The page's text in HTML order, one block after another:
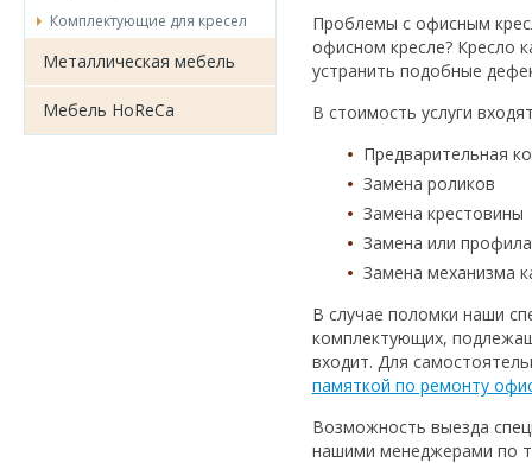
Комплектующие для кресел
Металлическая мебель
Мебель HoReCa
Проблемы с офисным
офисном кресле? Кресло
устранить подобные
В стоимость услуги
Предварительная
Замена роликов
Замена крестовины
Замена или
Замена механизма
В случае поломки наши
комплектующих,
входит. Для
памяткой по ремонту
Возможность выезда
нашими менеджерами по